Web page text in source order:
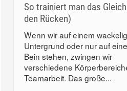
So trainiert man das
den Rücken)
Wenn wir auf einem
Untergrund oder nur auf
Bein stehen, zwingen wir
verschiedene
Teamarbeit. Das große...